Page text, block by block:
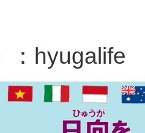
：hyugalife